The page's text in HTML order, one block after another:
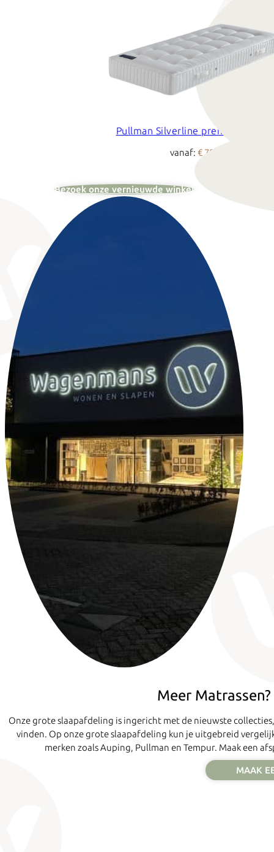
Pullman Silverline premier matras
vanaf: € 799
Bezoek onze vernieuwde winkel
Meer
Onze grote slaapafdeling is ingericht met de nieuwste
vinden. Op onze grote slaapafdeling kun je uitgebreid
merken zoals Auping, Pullman en Tempur. Maak een
MAAK